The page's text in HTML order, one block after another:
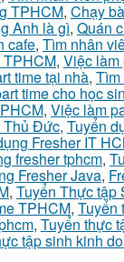
TPHCM, Chạy
Anh là gì, Quán
cafe, Tìm nhân
TPHCM, Việc làm
time tại nhà, Tìm
time cho học
, Việc làm
Thủ Đức, Tuyển
Fresher IT
fresher tphcm,
Fresher Java,
, Tuyển Thực tập
TPHCM, Tuyển
, Tuyển thực
tập sinh kinh